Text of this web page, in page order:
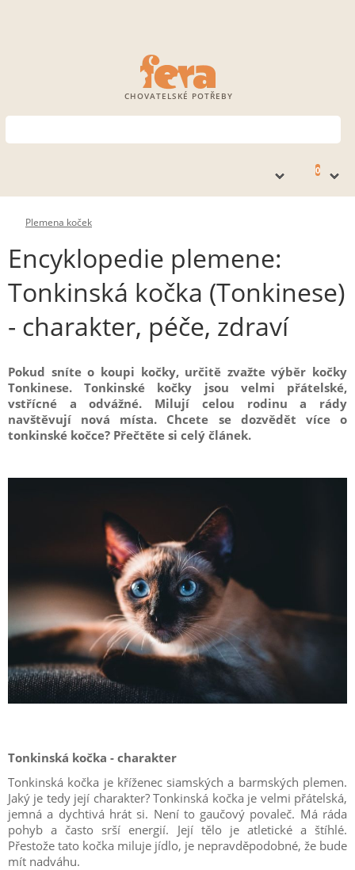
CHOVATELSKÉ POTŘEBY
0
Plemena koček
Encyklopedie plemene:
Tonkinská kočka (Tonkinese)
- charakter, péče, zdraví
Pokud sníte o koupi kočky, určitě zvažte výběr kočky
Tonkinese. Tonkinské kočky jsou velmi přátelské,
vstřícné a odvážné. Milují celou rodinu a rády
navštěvují nová místa. Chcete se dozvědět více o
tonkinské kočce? Přečtěte si celý článek.
Tonkinská kočka - charakter
Tonkinská kočka je kříženec siamských a barmských plemen.
Jaký je tedy její charakter? Tonkinská kočka je velmi přátelská,
jemná a dychtivá hrát si. Není to gaučový povaleč. Má ráda
pohyb a často srší energií. Její tělo je atletické a štíhlé.
Přestože tato kočka miluje jídlo, je nepravděpodobné, že bude
mít nadváhu.